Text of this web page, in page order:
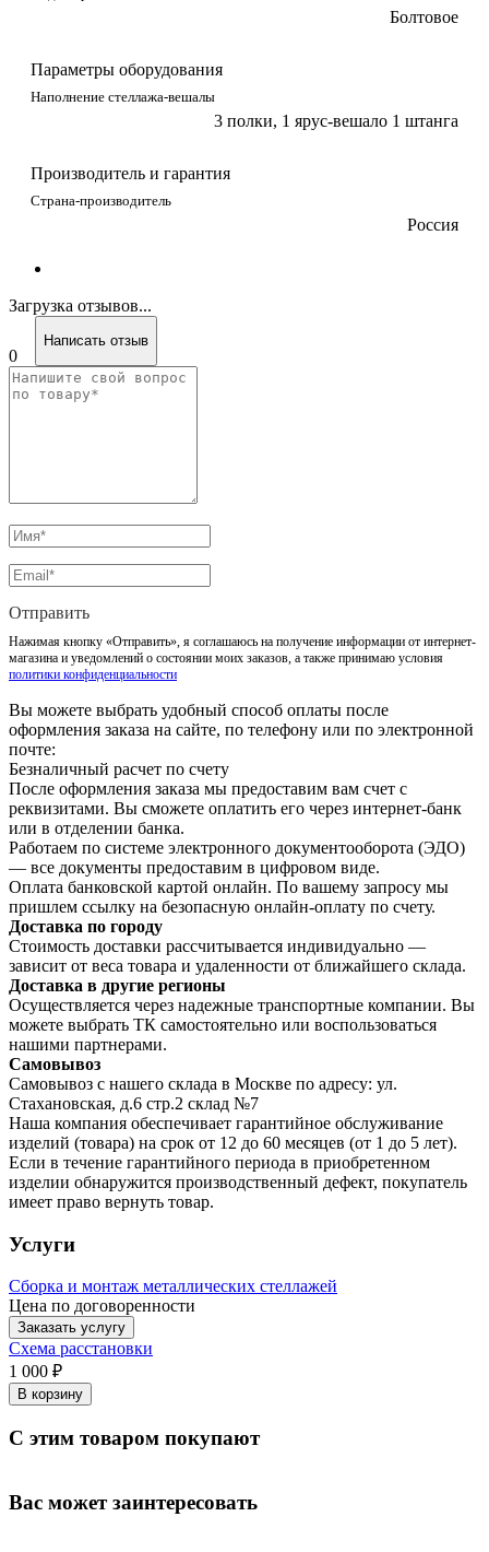
Болтовое
Параметры оборудования
Наполнение стеллажа-вешалы
3 полки, 1 ярус-вешало 1 штанга
Производитель и гарантия
Страна-производитель
Россия
Загрузка отзывов...
0
Написать отзыв
Отправить
Нажимая кнопку «Отправить», я соглашаюсь на получение информации от интернет-
магазина и уведомлений о состоянии моих заказов, а также принимаю условия
политики конфиденциальности
Вы можете выбрать удобный способ оплаты после
оформления заказа на сайте, по телефону или по электронной
почте:
Безналичный расчет по счету
После оформления заказа мы предоставим вам счет с
реквизитами. Вы сможете оплатить его через интернет-банк
или в отделении банка.
Работаем по системе электронного документооборота (ЭДО)
— все документы предоставим в цифровом виде.
Оплата банковской картой онлайн. По вашему запросу мы
пришлем ссылку на безопасную онлайн-оплату по счету.
Доставка по городу
Стоимость доставки рассчитывается индивидуально —
зависит от веса товара и удаленности от ближайшего склада.
Доставка в другие регионы
Осуществляется через надежные транспортные компании. Вы
можете выбрать ТК самостоятельно или воспользоваться
нашими партнерами.
Самовывоз
Самовывоз с нашего склада в Москве по адресу: ул.
Стахановская, д.6 стр.2 склад №7
Наша компания обеспечивает гарантийное обслуживание
изделий (товара) на срок от 12 до 60 месяцев (от 1 до 5 лет).
Если в течение гарантийного периода в приобретенном
изделии обнаружится производственный дефект, покупатель
имеет право вернуть товар.
Услуги
Сборка и монтаж металлических стеллажей
Цена по договоренности
Заказать услугу
Схема расстановки
1 000 ₽
В корзину
С этим товаром покупают
Вас может заинтересовать